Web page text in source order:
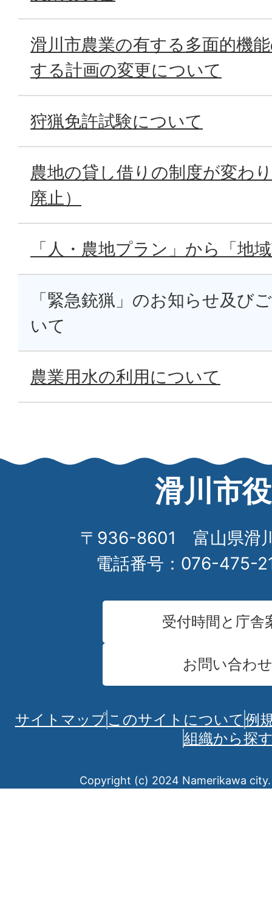
滑川市農業の有する多面的機
する計画の変更について
狩猟免許試験について
農地の貸し借りの制度が変わ
廃止）
「人・農地プラン」から「地
「緊急銃猟」のお知らせ及び
いて
農業用水の利用について
滑川市
〒936-8601 富山県滑
電話番号：076-475-
受付時間と庁舎
お問い合わせ
サイトマップこのサイトについて 例
組織から探
Copyright (c) 2024 Namerikawa